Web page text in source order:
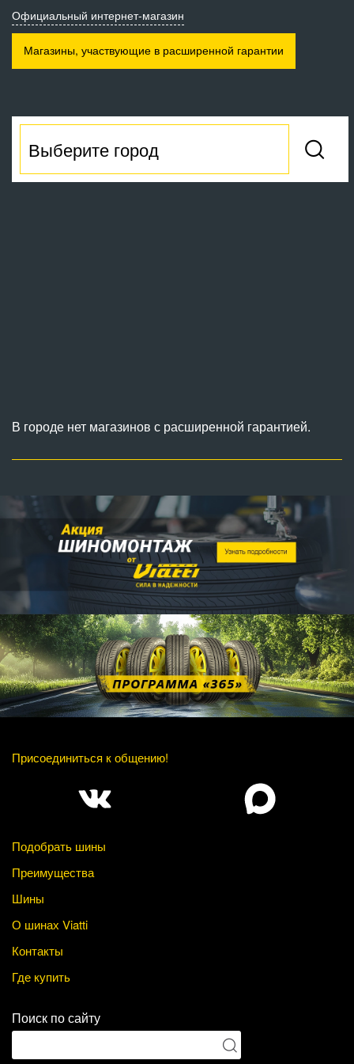
Официальный интернет-магазин
Магазины, участвующие в расширенной гарантии
В городе нет магазинов с расширенной гарантией.
Присоединиться к общению!
Подобрать шины
Преимущества
Шины
О шинах Viatti
Контакты
Где купить
Поиск по сайту